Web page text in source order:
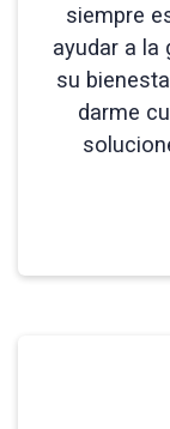
siempre
ayudar a la
su
darme